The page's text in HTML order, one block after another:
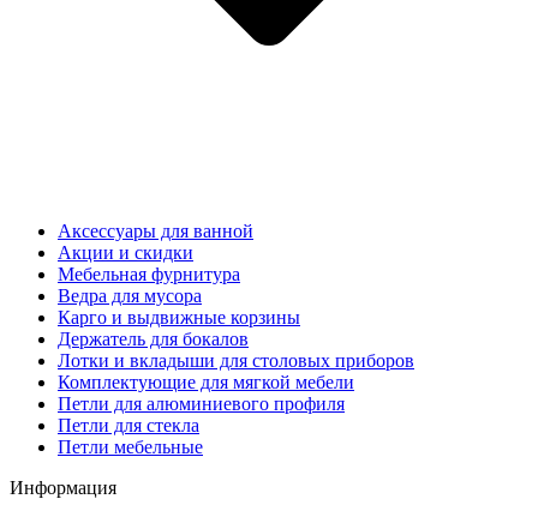
Аксессуары для ванной
Акции и скидки
Мебельная фурнитура
Ведра для мусора
Карго и выдвижные корзины
Держатель для бокалов
Лотки и вкладыши для столовых приборов
Комплектующие для мягкой мебели
Петли для алюминиевого профиля
Петли для стекла
Петли мебельные
Информация